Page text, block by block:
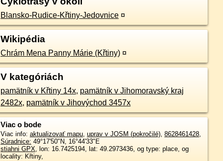
Blansko-Rudice-Křtiny-Jedovnice ¤
Wikipédia
Chrám Mena Panny Márie (Křtiny) ¤
V kategóriách
pamätník v Křtiny 14x, pamätník v Jihomoravský kraj
2482x, pamätník v Jihovýchod 3457x
Viac o bode
Viac info: aktualizovať mapu, uprav v JOSM (pokročilé), 8628461428,
Súradnice: 49°17'50"N, 16°44'33"E
stiahni GPX, lon: 16.7425194, lat: 49.2973436, og type: place, og
locality: Křtiny,